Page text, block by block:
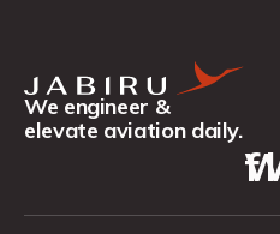
We engineer &
elevate aviation daily.
We